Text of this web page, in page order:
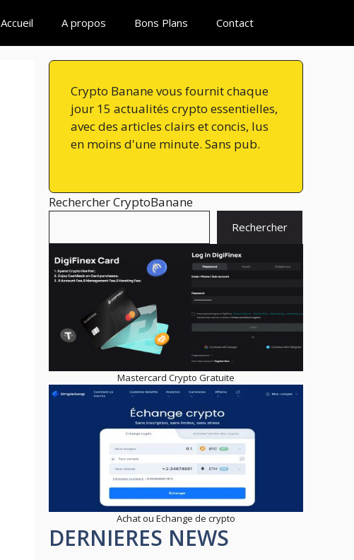
Accueil A propos Bons Plans Contact
Crypto Banane vous fournit chaque
jour 15 actualités crypto essentielles,
avec des articles clairs et concis, lus
en moins d'une minute. Sans pub.
Rechercher CryptoBanane
Rechercher
Mastercard Crypto Gratuite
Achat ou Echange de crypto
DERNIERES NEWS